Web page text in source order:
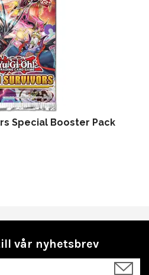
Special Booster Pack
vår nyhetsbrev